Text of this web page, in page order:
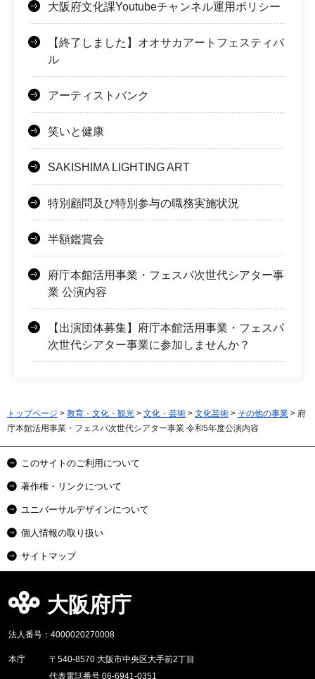
大阪府文化課Youtubeチャンネル運用ポリシー
【終了しました】オオサカアートフェスティバ
ル
アーティストバンク
笑いと健康
SAKISHIMA LIGHTING ART
特別顧問及び特別参与の職務実施状況
半額鑑賞会
府庁本館活用事業・フェスパ次世代シアター事
業 公演内容
【出演団体募集】府庁本館活用事業・フェスパ
次世代シアター事業に参加しませんか？
トップページ > 教育・文化・観光 > 文化・芸術 > 文化芸術 > その他の事業 > 府
庁本館活用事業・フェスパ次世代シアター事業 令和5年度公演内容
このサイトのご利用について
著作権・リンクについて
ユニバーサルデザインについて
個人情報の取り扱い
サイトマップ
大阪府庁
法人番号：4000020270008
本庁
〒540-8570 大阪市中央区大手前2丁目
代表電話番号 06-6941-0351